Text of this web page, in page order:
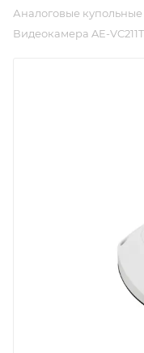
Аналоговые
Видеокамера AE-